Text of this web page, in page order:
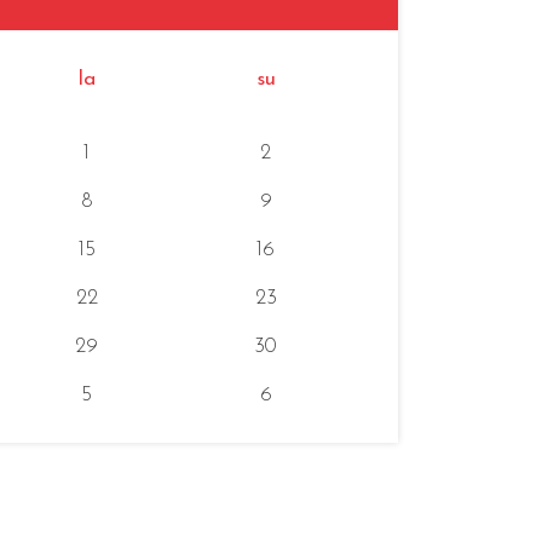
la su
2
8 9
15 16
22 23
29 30
5 6